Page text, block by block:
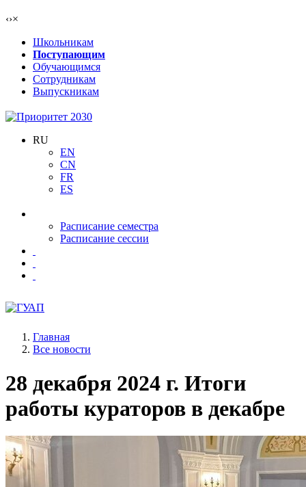
‹›×
Школьникам
Поступающим
Обучающимся
Сотрудникам
Выпускникам
RU
EN
CN
FR
ES
Расписание семестра
Расписание сессии
Главная
Все новости
28 декабря 2024 г. Итоги
работы кураторов в декабре